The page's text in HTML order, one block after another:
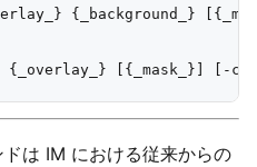
{_background_}
は IM における従来からの